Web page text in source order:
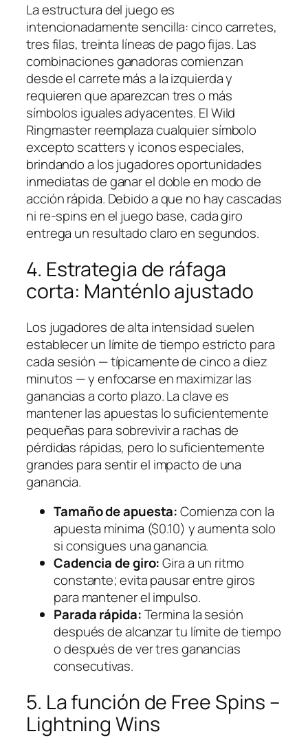
La estructura del juego es
intencionadamente sencilla: cinco carretes,
tres filas, treinta líneas de pago fijas. Las
combinaciones ganadoras comienzan
desde el carrete más a la izquierda y
requieren que aparezcan tres o más
símbolos iguales adyacentes. El Wild
Ringmaster reemplaza cualquier símbolo
excepto scatters y iconos especiales,
brindando a los jugadores oportunidades
inmediatas de ganar el doble en modo de
acción rápida. Debido a que no hay cascadas
ni re‑spins en el juego base, cada giro
entrega un resultado claro en segundos.
4. Estrategia de ráfaga
corta: Manténlo ajustado
Los jugadores de alta intensidad suelen
establecer un límite de tiempo estricto para
cada sesión — típicamente de cinco a diez
minutos — y enfocarse en maximizar las
ganancias a corto plazo. La clave es
mantener las apuestas lo suficientemente
pequeñas para sobrevivir a rachas de
pérdidas rápidas, pero lo suficientemente
grandes para sentir el impacto de una
ganancia.
Tamaño de apuesta:Comienza con la
apuesta mínima ($0.10) y aumenta solo
si consigues una ganancia.
Cadencia de giro:Gira a un ritmo
constante; evita pausar entre giros
para mantener el impulso.
Parada rápida:Termina la sesión
después de alcanzar tu límite de tiempo
o después de ver tres ganancias
consecutivas.
5. La función de Free Spins –
Lightning Wins